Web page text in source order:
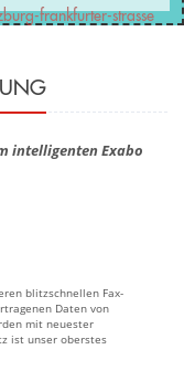
frankfurter-strasse
intelligenten Exabo
blitzschnellen Fax-
Daten von
mit neuester
ist unser oberstes